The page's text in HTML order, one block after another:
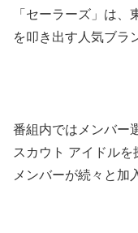
「セーラーズ」は
を叩き出す人気ブラ
番組内ではメンバー
スカウト アイドル
メンバーが続々と加